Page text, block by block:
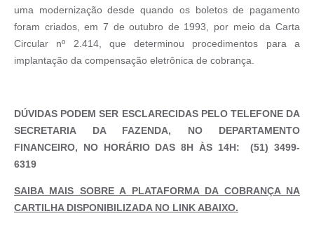
uma modernização desde quando os boletos de pagamento
foram criados, em 7 de outubro de 1993, por meio da Carta
Circular nº 2.414, que determinou procedimentos para a
implantação da compensação eletrônica de cobrança.
DÚVIDAS PODEM SER ESCLARECIDAS PELO TELEFONE DA
SECRETARIA DA FAZENDA, NO DEPARTAMENTO
FINANCEIRO, NO HORÁRIO DAS 8H ÀS 14H:
(51) 3499-
6319
SAIBA MAIS SOBRE A PLATAFORMA DA COBRANÇA NA
CARTILHA DISPONIBILIZADA NO LINK ABAIXO.